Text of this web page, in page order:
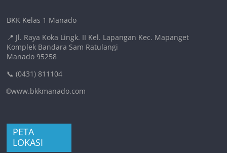
BKK Kelas 1 Manado
📍 Jl. Raya Koka Lingk. II Kel. Lapangan Kec. Mapanget
Komplek Bandara Sam Ratulangi
Manado 95258
📞 (0431) 811104
🌐www.bkkmanado.com
PETA
LOKASI